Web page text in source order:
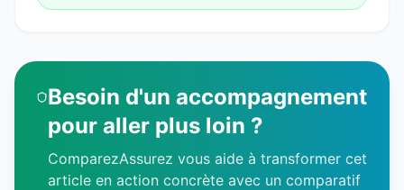
Besoin d'un accompagnement
pour aller plus loin ?
ComparezAssurez vous aide à transformer cet
article en action concrète avec un comparatif